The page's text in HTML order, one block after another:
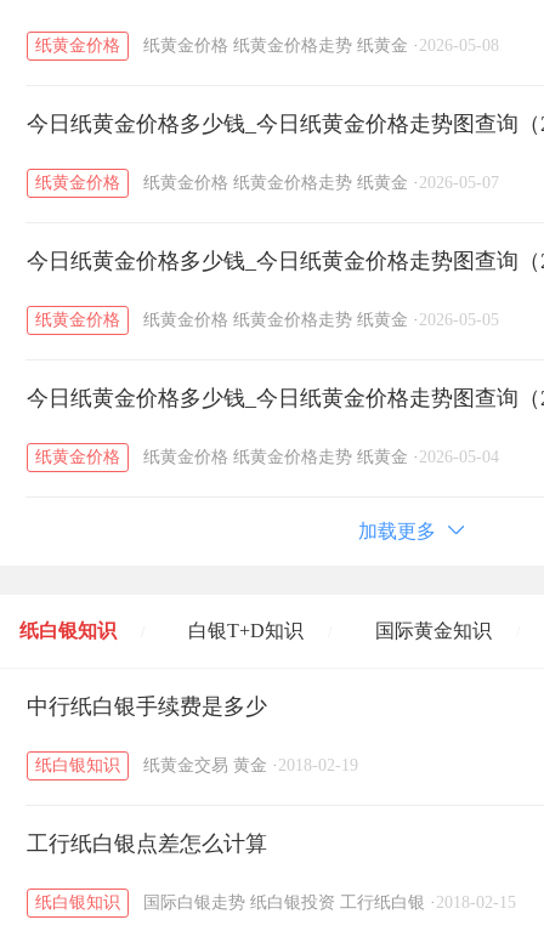
纸黄金价格 纸黄金价格 纸黄金价格走势 纸黄金 · 2026-05-08
今日纸黄金价格多少钱_今日纸黄金价格走势图查询（
纸黄金价格 纸黄金价格 纸黄金价格走势 纸黄金 · 2026-05-07
今日纸黄金价格多少钱_今日纸黄金价格走势图查询（
纸黄金价格 纸黄金价格 纸黄金价格走势 纸黄金 · 2026-05-05
今日纸黄金价格多少钱_今日纸黄金价格走势图查询（
纸黄金价格 纸黄金价格 纸黄金价格走势 纸黄金 · 2026-05-04
加载更多
纸白银知识 白银T+D知识 国际黄金知识
黄金T+D知识 / 粤贵银知识
中行纸白银手续费是多少
纸白银知识 纸黄金交易 黄金 · 2018-02-19
工行纸白银点差怎么计算
纸白银知识 国际白银走势 纸白银投资 工行纸白银 · 2018-02-15